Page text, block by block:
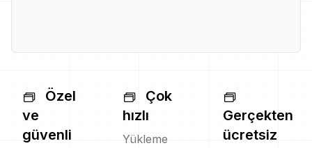
Özel
ve
güvenli
Çok
hızlı
Yükleme
Gerçekten
ücretsiz